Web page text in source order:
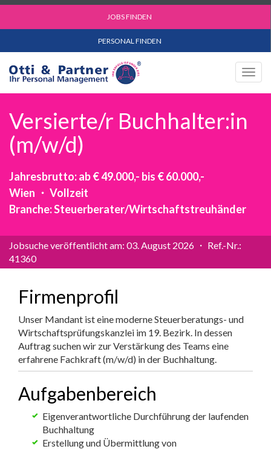
JOBS FINDEN
PERSONAL FINDEN
Versierte/r Buchhalter:in
(m/w/d)
Jahresbrutto: ab € 49.000,- bis € 60.000,-
Wien ・ Vollzeit
Branche: Steuerberater/Wirtschaftstreuhänder
Jobsuche veröffentlicht am: 03. August 2026 ・ Ref.-Nr.:
41360
Firmenprofil
Unser Mandant ist eine moderne Steuerberatungs- und
Wirtschaftsprüfungskanzlei im 19. Bezirk. In dessen
Auftrag suchen wir zur Verstärkung des Teams eine
erfahrene Fachkraft (m/w/d) in der Buchhaltung.
Aufgabenbereich
Eigenverantwortliche Durchführung der laufenden
Buchhaltung
Erstellung und Übermittlung von